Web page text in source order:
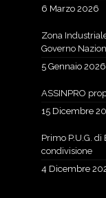
6 Marzo 2026
Zona
Governo
5 Gennaio 2026
ASSINPRO
15 Dicembre
Primo P.U.G.
condivisione
4 Dicembre